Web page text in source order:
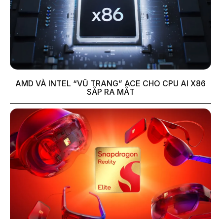
AMD VÀ INTEL “VŨ TRANG” ACE CHO CPU AI X86
SẮP RA MẮT